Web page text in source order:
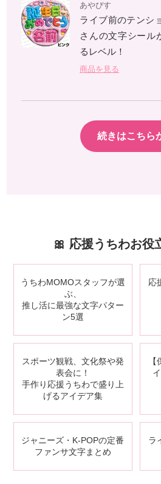
あやぴす
ライブ前のテンシ
さんの文字シール
るレベル！
商品を見る
続きはこちら
🎀 応援うちわお役
ぶ、
推し活に最強な文字パター
ン5選